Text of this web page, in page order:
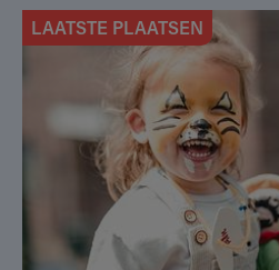
LAATSTE PLAATSEN